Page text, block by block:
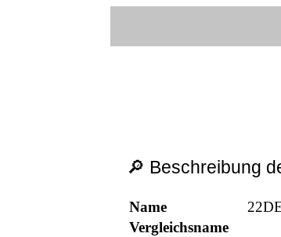
🔎 Beschreibung
Name
Vergleichsname